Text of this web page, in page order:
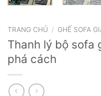
TRANG CHỦ / GHẾ SOFA
Thanh lý bộ sofa
phá cách